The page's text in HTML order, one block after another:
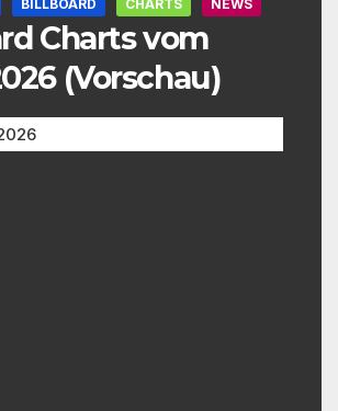
BILLBOARD CHARTS NEWS
Charts vom
(Vorschau)